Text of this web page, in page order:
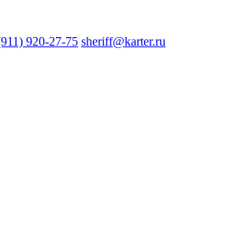
920-27-75 sheriff@karter.ru